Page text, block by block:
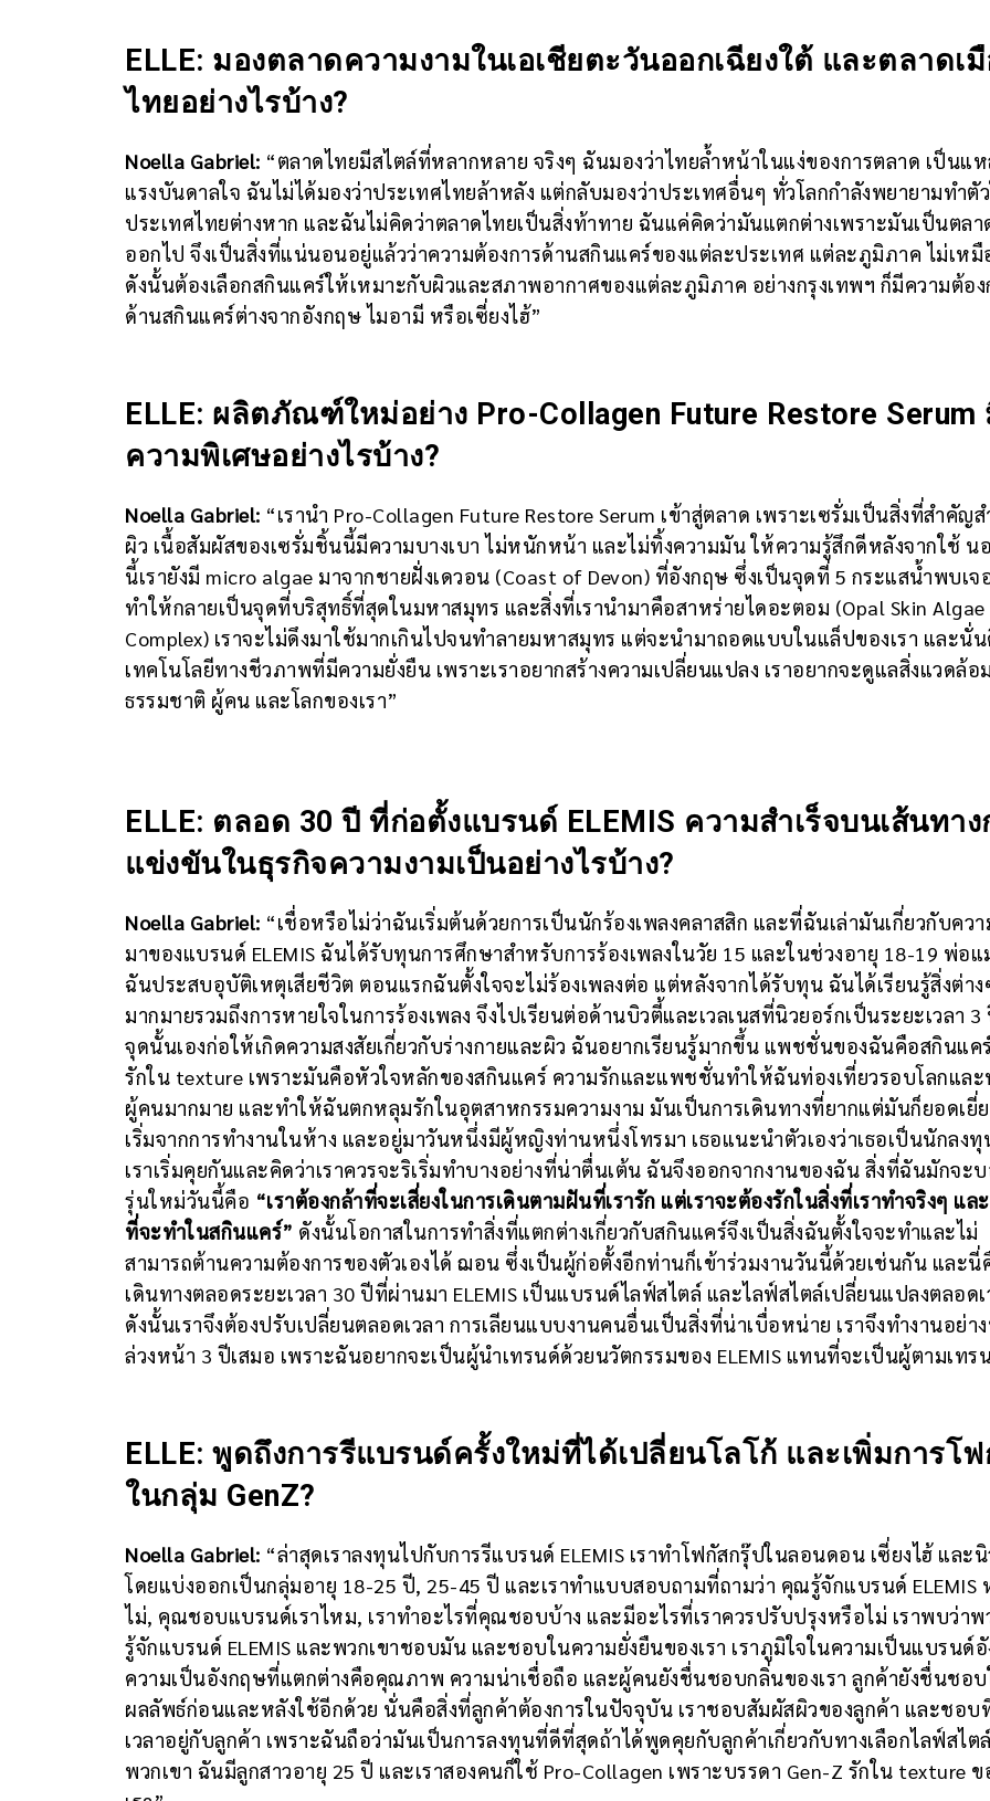
ELLE: มองตลาดความงามในเอเชียตะวันออกเฉียงใต้ และตลาดเ
ไทยอย่างไรบ้าง?
Noella Gabriel: “ตลาดไทยมีสไตล์ที่หลากหลาย จริงๆ ฉันมองว่าไทยล้ำหน้าในแง่ของการตลาด เป็นแห
แรงบันดาลใจ ฉันไม่ได้มองว่าประเทศไทยล้าหลัง แต่กลับมองว่าประเทศอื่นๆ ทั่วโลกกำลังพยายามทำตั
ประเทศไทยต่างหาก และฉันไม่คิดว่าตลาดไทยเป็นสิ่งท้าทาย ฉันแค่คิดว่ามันแตกต่างเพราะมันเป็นตลา
ออกไป จึงเป็นสิ่งที่แน่นอนอยู่แล้วว่าความต้องการด้านสกินแคร์ของแต่ละประเทศ แต่ละภูมิภาค ไม่เห
ดังนั้นต้องเลือกสกินแคร์ให้เหมาะกับผิวและสภาพอากาศของแต่ละภูมิภาค อย่างกรุงเทพฯ ก็มีความต้อง
ด้านสกินแคร์ต่างจากอังกฤษ ไมอามี หรือเซี่ยงไฮ้”
ELLE: ผลิตภัณฑ์ใหม่อย่าง Pro-Collagen Future Restore Serum
ความพิเศษอย่างไรบ้าง?
Noella Gabriel: “เรานำ Pro-Collagen Future Restore Serum เข้าสู่ตลาด เพราะเซรั่มเป็นสิ่งที่สำคัญ
ผิว เนื้อสัมผัสของเซรั่มชิ้นนี้มีความบางเบา ไม่หนักหน้า และไม่ทิ้งความมัน ให้ความรู้สึกดีหลังจากใช้ น
นี้เรายังมี micro algae มาจากชายฝั่งเดวอน (Coast of Devon) ที่อังกฤษ ซึ่งเป็นจุดที่ 5 กระแสน้ำพบเจ
ทำให้กลายเป็นจุดที่บริสุทธิ์ที่สุดในมหาสมุทร และสิ่งที่เรานำมาคือสาหร่ายไดอะตอม (Opal Skin Algae
Complex) เราจะไม่ดึงมาใช้มากเกินไปจนทำลายมหาสมุทร แต่จะนำมาถอดแบบในแล็ปของเรา และนั่
เทคโนโลยีทางชีวภาพที่มีความยั่งยืน เพราะเราอยากสร้างความเปลี่ยนแปลง เราอยากจะดูแลสิ่งแวดล้อม
ธรรมชาติ ผู้คน และโลกของเรา”
ELLE: ตลอด 30 ปี ที่ก่อตั้งแบรนด์ ELEMIS ความสำเร็จบนเส้นทาง
แข่งขันในธุรกิจความงามเป็นอย่างไรบ้าง?
Noella Gabriel: “เชื่อหรือไม่ว่าฉันเริ่มต้นด้วยการเป็นนักร้องเพลงคลาสสิก และที่ฉันเล่ามันเกี่ยวกับคว
มาของแบรนด์ ELEMIS ฉันได้รับทุนการศึกษาสำหรับการร้องเพลงในวัย 15 และในช่วงอายุ 18-19 พ่อแ
ฉันประสบอุบัติเหตุเสียชีวิต ตอนแรกฉันตั้งใจจะไม่ร้องเพลงต่อ แต่หลังจากได้รับทุน ฉันได้เรียนรู้สิ่งต่าง
มากมายรวมถึงการหายใจในการร้องเพลง จึงไปเรียนต่อด้านบิวตี้และเวลเนสที่นิวยอร์กเป็นระยะเวลา 3
จุดนั้นเองก่อให้เกิดความสงสัยเกี่ยวกับร่างกายและผิว ฉันอยากเรียนรู้มากขึ้น แพชชั่นของฉันคือสกินแค
รักใน texture เพราะมันคือหัวใจหลักของสกินแคร์ ความรักและแพชชั่นทำให้ฉันท่องเที่ยวรอบโลกแล
ผู้คนมากมาย และทำให้ฉันตกหลุมรักในอุตสาหกรรมความงาม มันเป็นการเดินทางที่ยากแต่มันก็ยอดเยี่
เริ่มจากการทำงานในห้าง และอยู่มาวันหนึ่งมีผู้หญิงท่านหนึ่งโทรมา เธอแนะนำตัวเองว่าเธอเป็นนักลงทุ
เราเริ่มคุยกันและคิดว่าเราควรจะริเริ่มทำบางอย่างที่น่าตื่นเต้น ฉันจึงออกจากงานของฉัน สิ่งที่ฉันมักจะ
รุ่นใหม่วันนี้คือ “เราต้องกล้าที่จะเสี่ยงในการเดินตามฝันที่เรารัก แต่เราจะต้องรักในสิ่งที่เราทำจริงๆ แล
ที่จะทำในสกินแคร์” ดังนั้นโอกาสในการทำสิ่งที่แตกต่างเกี่ยวกับสกินแคร์จึงเป็นสิ่งฉันตั้งใจจะทำและไม่
สามารถต้านความต้องการของตัวเองได้ ฌอน ซึ่งเป็นผู้ก่อตั้งอีกท่านก็เข้าร่วมงานวันนี้ด้วยเช่นกัน และนี่
เดินทางตลอดระยะเวลา 30 ปีที่ผ่านมา ELEMIS เป็นแบรนด์ไลฟ์สไตล์ และไลฟ์สไตล์เปลี่ยนแปลงตลอดเ
ดังนั้นเราจึงต้องปรับเปลี่ยนตลอดเวลา การเลียนแบบงานคนอื่นเป็นสิ่งที่น่าเบื่อหน่าย เราจึงทำงานอย่า
ล่วงหน้า 3 ปีเสมอ เพราะฉันอยากจะเป็นผู้นำเทรนด์ด้วยนวัตกรรมของ ELEMIS แทนที่จะเป็นผู้ตามเทร
ELLE: พูดถึงการรีแบรนด์ครั้งใหม่ที่ได้เปลี่ยนโลโก้ และเพิ่มการโ
ในกลุ่ม GenZ?
Noella Gabriel: “ล่าสุดเราลงทุนไปกับการรีแบรนด์ ELEMIS เราทำโฟกัสกรุ๊ปในลอนดอน เซี่ยงไฮ้ และ
โดยแบ่งออกเป็นกลุ่มอายุ 18-25 ปี, 25-45 ปี และเราทำแบบสอบถามที่ถามว่า คุณรู้จักแบรนด์ ELEMIS
ไม่, คุณชอบแบรนด์เราไหม, เราทำอะไรที่คุณชอบบ้าง และมีอะไรที่เราควรปรับปรุงหรือไม่ เราพบว่าพ
รู้จักแบรนด์ ELEMIS และพวกเขาชอบมัน และชอบในความยั่งยืนของเรา เราภูมิใจในความเป็นแบรนด์
ความเป็นอังกฤษที่แตกต่างคือคุณภาพ ความน่าเชื่อถือ และผู้คนยังชื่นชอบกลิ่นของเรา ลูกค้ายังชื่นชอ
ผลลัพธ์ก่อนและหลังใช้อีกด้วย นั่นคือสิ่งที่ลูกค้าต้องการในปัจจุบัน เราชอบสัมผัสผิวของลูกค้า และชอบ
เวลาอยู่กับลูกค้า เพราะฉันถือว่ามันเป็นการลงทุนที่ดีที่สุดถ้าได้พูดคุยกับลูกค้าเกี่ยวกับทางเลือกไลฟ์สไต
พวกเขา ฉันมีลูกสาวอายุ 25 ปี และเราสองคนก็ใช้ Pro-Collagen เพราะบรรดา Gen-Z รักใน texture ข